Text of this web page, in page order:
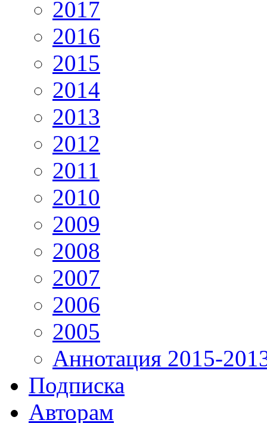
2017
2016
2015
2014
2013
2012
2011
2010
2009
2008
2007
2006
2005
Аннотация 2015-
Подписка
Авторам